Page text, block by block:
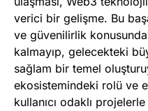
verici bir gelişme. Bu
ve güvenilirlik
kalmayıp, gelecekteki
sağlam bir temel
ekosistemindeki rolü ve
kullanıcı odaklı